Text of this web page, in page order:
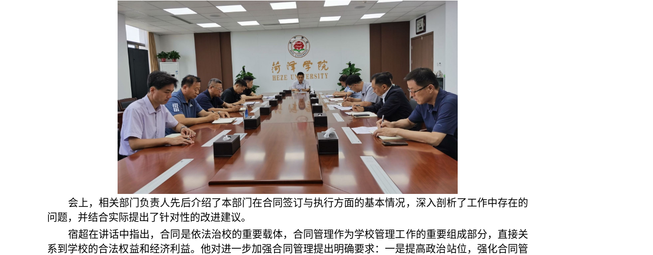
会上，相关部门负责人先后介绍了本部门在合同签订与执行方面的基本情况，深入剖析了工作中存在的
问题，并结合实际提出了针对性的改进建议。
宿超在讲话中指出，合同是依法治校的重要载体，合同管理作为学校管理工作的重要组成部分，直接关
系到学校的合法权益和经济利益。他对进一步加强合同管理提出明确要求：一是提高政治站位，强化合同管